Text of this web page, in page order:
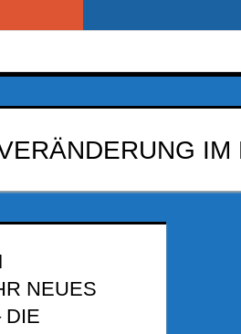
IM
NEUES
DIE